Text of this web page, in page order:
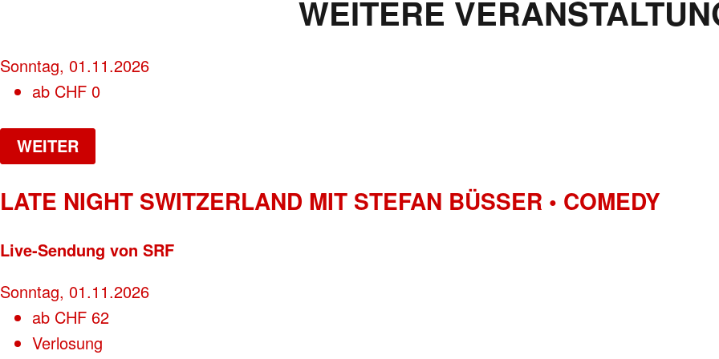
WEITERE
Sonntag, 01.11.2026
ab CHF 0
WEITER
LATE NIGHT SWITZERLAND MIT STEFAN BÜSSER • COMEDY
Live-Sendung von SRF
Sonntag, 01.11.2026
ab CHF 62
Verlosung